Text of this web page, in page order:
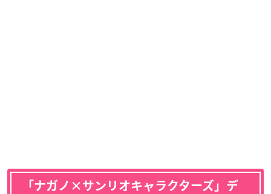
「ナガノ×サンリオキャラクターズ」デ